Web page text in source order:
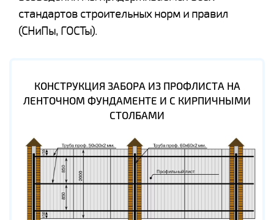
стандартов строительных норм и правил
(СНиПы, ГОСТы).
КОНСТРУКЦИЯ ЗАБОРА ИЗ ПРОФЛИСТА НА
ЛЕНТОЧНОМ ФУНДАМЕНТЕ И С КИРПИЧНЫМИ
СТОЛБАМИ